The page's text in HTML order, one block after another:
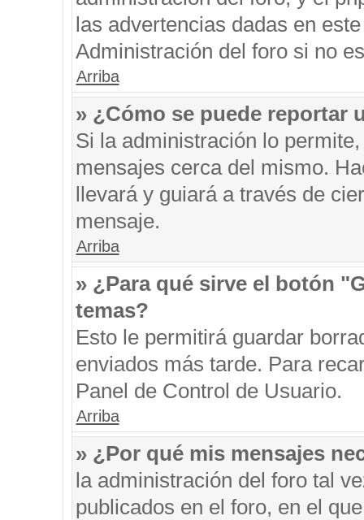
las advertencias dadas en
Administración del foro si no
Arriba
» ¿Cómo se puede reportar
Si la administración lo
mensajes cerca del mismo.
llevará y guiará a través de
mensaje.
Arriba
» ¿Para qué sirve el botón
temas?
Esto le permitirá guardar
enviados más tarde. Para
Panel de Control de Usuario.
Arriba
» ¿Por qué mis mensajes
la administración del foro tal
publicados en el foro, en el